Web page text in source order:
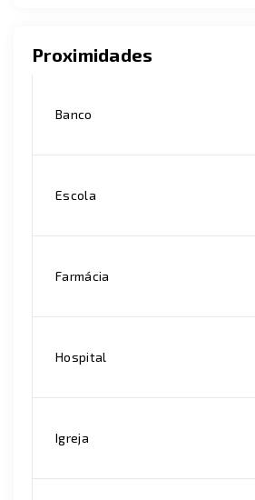
Proximidades
Banco
Escola
Farmácia
Hospital
Igreja